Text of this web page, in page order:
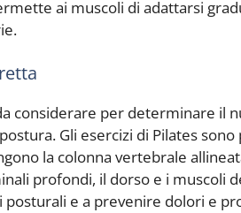
ai muscoli di adattarsi
considerare per determinare il
Gli esercizi di Pilates
la colonna vertebrale
profondi, il dorso e i muscoli
e a prevenire dolori e